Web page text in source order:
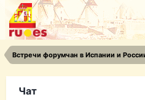
Встречи форумчан в Испании и
Чат
Телеграмм @uristpassua
Firebird
Друзья - из России без